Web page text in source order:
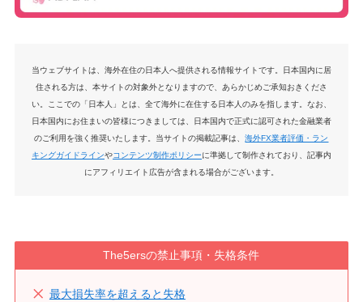
当ウェブサイトは、海外在住の日本人へ提供される情報サイトです。日本国内に居
住される方は、本サイトの対象外となりますので、あらかじめご承知おきくださ
い。ここでの「日本人」とは、全て海外に在住する日本人のみを指します。なお、
日本国内にお住まいの皆様につきましては、日本国内で正式に認可された金融業者
のご利用を強く推奨いたします。当サイトの掲載記事は、海外FX業者評価・ラン
キングガイドラインやコンテンツ制作ポリシーに準拠して制作されており、記事内
にアフィリエイト広告が含まれる場合がございます。
The5ersの禁止事項・失格条件
最大損失率を超えると失格